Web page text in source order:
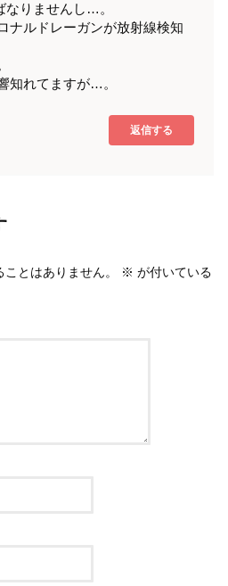
なりませんし…。
ナルドレーガンが放射線検知
知れてますが…。
返信する
とはありません。 ※ が付いている